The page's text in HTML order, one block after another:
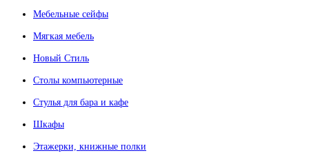
Мебельные сейфы
Мягкая мебель
Новый Стиль
Столы компьютерные
Стулья для бара и кафе
Шкафы
Этажерки, книжные полки